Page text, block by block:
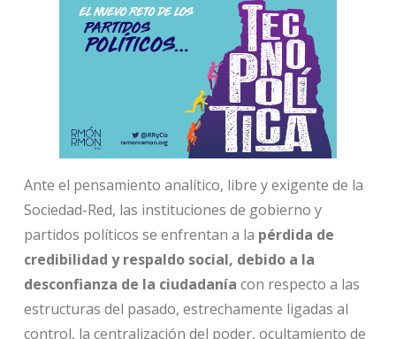
Ante el pensamiento analítico, libre y exigente de la
Sociedad-Red, las instituciones de gobierno y
partidos políticos se enfrentan a la pérdida de
credibilidad y respaldo social, debido a la
desconfianza de la ciudadanía con respecto a las
estructuras del pasado, estrechamente ligadas al
control, la centralización del poder, ocultamiento de